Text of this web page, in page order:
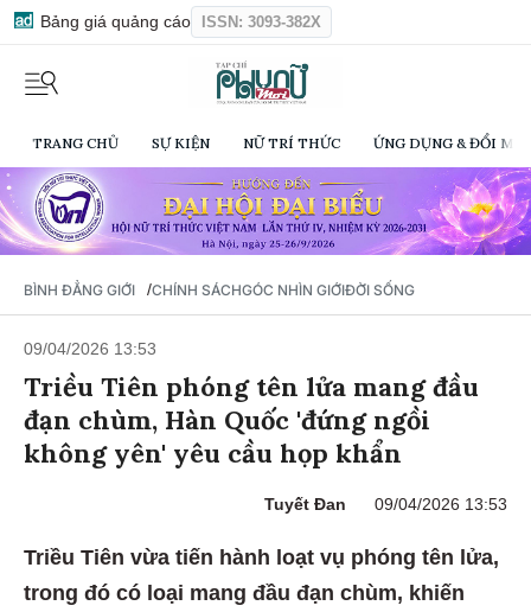
Bảng giá quảng cáo ISSN: 3093-382X
TRANG CHỦ SỰ KIỆN NỮ TRÍ THỨC ỨNG DỤNG & ĐỔI
BÌNH ĐẲNG GIỚI /CHÍNH SÁCHGÓC NHÌN GIỚIĐỜI SỐNG
09/04/2026 13:53
Triều Tiên phóng tên lửa mang đầu
đạn chùm, Hàn Quốc 'đứng ngồi
không yên' yêu cầu họp khẩn
Tuyết Đan 09/04/2026 13:53
Triều Tiên vừa tiến hành loạt vụ phóng tên lửa,
trong đó có loại mang đầu đạn chùm, khiến